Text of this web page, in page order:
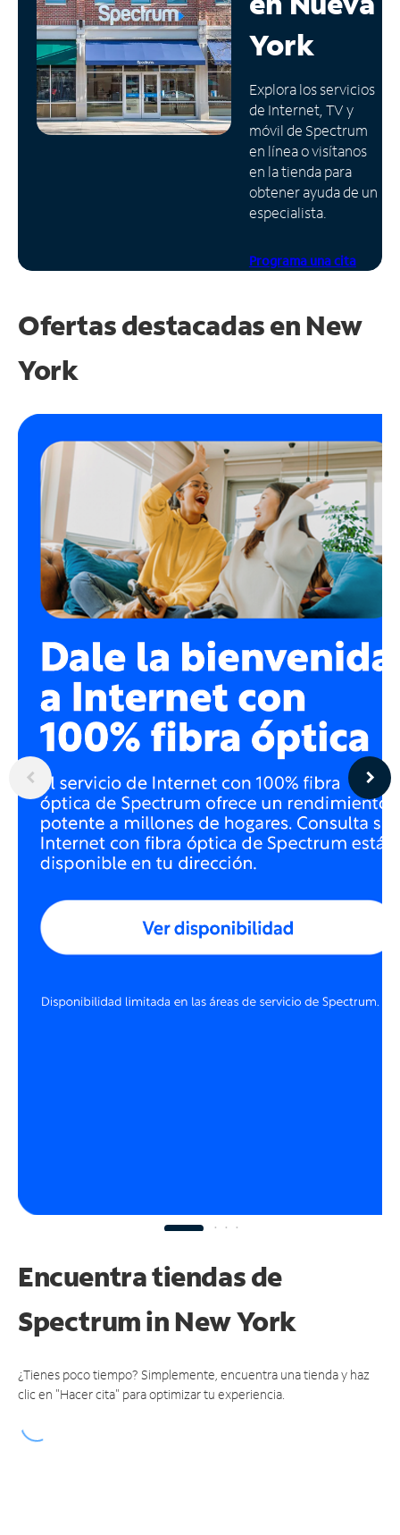
Administrar
cuenta
Encuentra
una
tienda
York
Explora los servicios
de Internet, TV y
móvil de Spectrum
en línea o visítanos
en la tienda para
obtener ayuda de un
especialista.
Programa una cita
Ofertas destacadas en New
York
Encuentra tiendas de
Spectrumin New York
¿Tienes poco tiempo? Simplemente, encuentra una tienda y haz
clic en "Hacer cita" para optimizar tu experiencia.